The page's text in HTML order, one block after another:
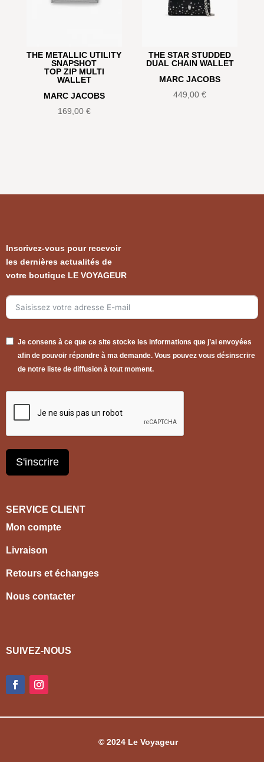
THE METALLIC UTILITY
SNAPSHOT
TOP ZIP MULTI
WALLET
MARC JACOBS
169,00 €
THE STAR STUDDED
DUAL CHAIN WALLET
MARC JACOBS
449,00€
Inscrivez-vous pour recevoir
les dernières actualités de
votre boutique LE VOYAGEUR
Je consens à ce que ce site stocke les informations que j’ai envoyées
afin de pouvoir répondre à ma demande. Vous pouvez vous désinscrire
de notre liste de diffusion à tout moment.
S'inscrire
SERVICE CLIENT
Mon compte
Livraison
Retours et échanges
Nous contacter
SUIVEZ-NOUS
© 2024 Le Voyageur